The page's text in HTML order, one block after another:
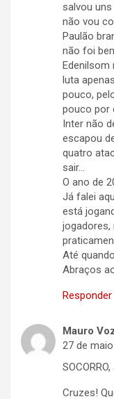
salvou
não vou
Paulão
não foi
Edenilsom
luta
pouco,
pouco por
Inter não
escapou
quatro
sair…
O ano de
Já falei
está
jogadores,
Até
Abraços
Responder
Mauro
27 de
Cruzes!